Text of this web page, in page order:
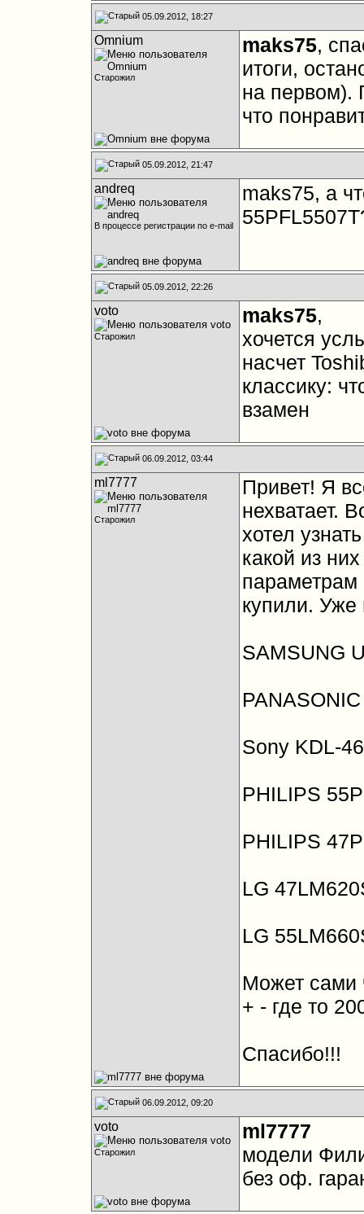
05.09.2012, 18:27
Omnium
Старожил
maks75,
итоги,
на первом).
что
05.09.2012, 21:47
andreq
В процессе регистрации по e-mail
maks75, а
05.09.2012, 22:26
voto
Старожил
maks75,
хочется
насчет
классику:
взамен
06.09.2012, 03:44
ml7777
Старожил
Привет! Я
нехватает.
хотел
какой из
параметрам
купили. Уже
SAMSUNG
Sony KDL-
PHILIPS
PHILIPS
LG
LG
Может сами
+ - где то
Спасибо!!!
06.09.2012, 09:20
voto
Старожил
ml7777
модели
без оф.